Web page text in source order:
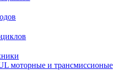
моторные и трансмиссионые